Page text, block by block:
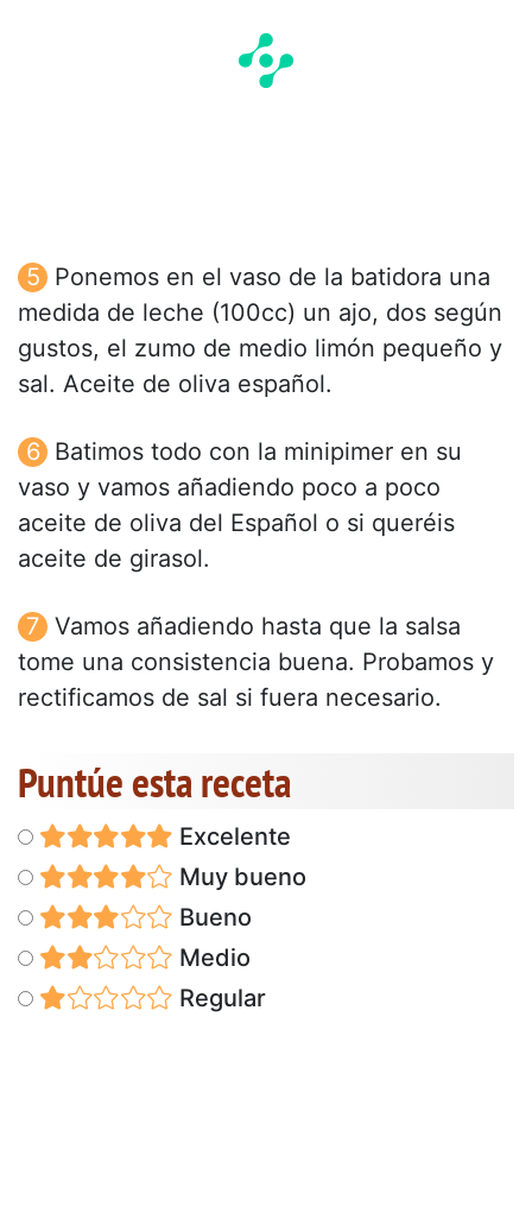
Ponemos en el vaso de la batidora una
medida de leche (100cc) un ajo, dos según
gustos, el zumo de medio limón pequeño y
sal. Aceite de oliva español.
Batimos todo con la minipimer en su
vaso y vamos añadiendo poco a poco
aceite de oliva del Español o si queréis
aceite de girasol.
Vamos añadiendo hasta que la salsa
tome una consistencia buena. Probamos y
rectificamos de sal si fuera necesario.
Puntúe esta receta
Excelente
Muy bueno
Bueno
Medio
Regular